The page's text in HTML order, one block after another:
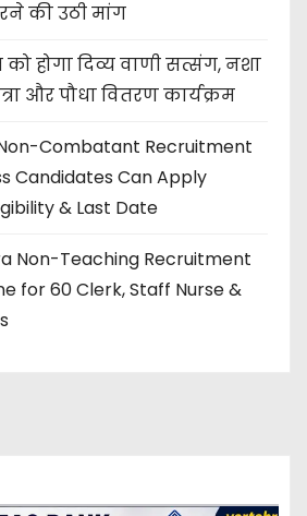
की उठी मांग
होगा दिव्य वाणी सत्संग, नशा
और पौधा वितरण कार्यक्रम
Combatant Recruitment
Candidates Can Apply
& Last Date
Non-Teaching Recruitment
for 60 Clerk, Staff Nurse &